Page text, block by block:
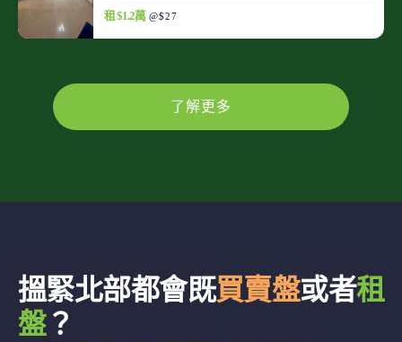
租 $1.2萬 @$27
了解更多
搵緊北部都會既買賣盤或者租
盤？